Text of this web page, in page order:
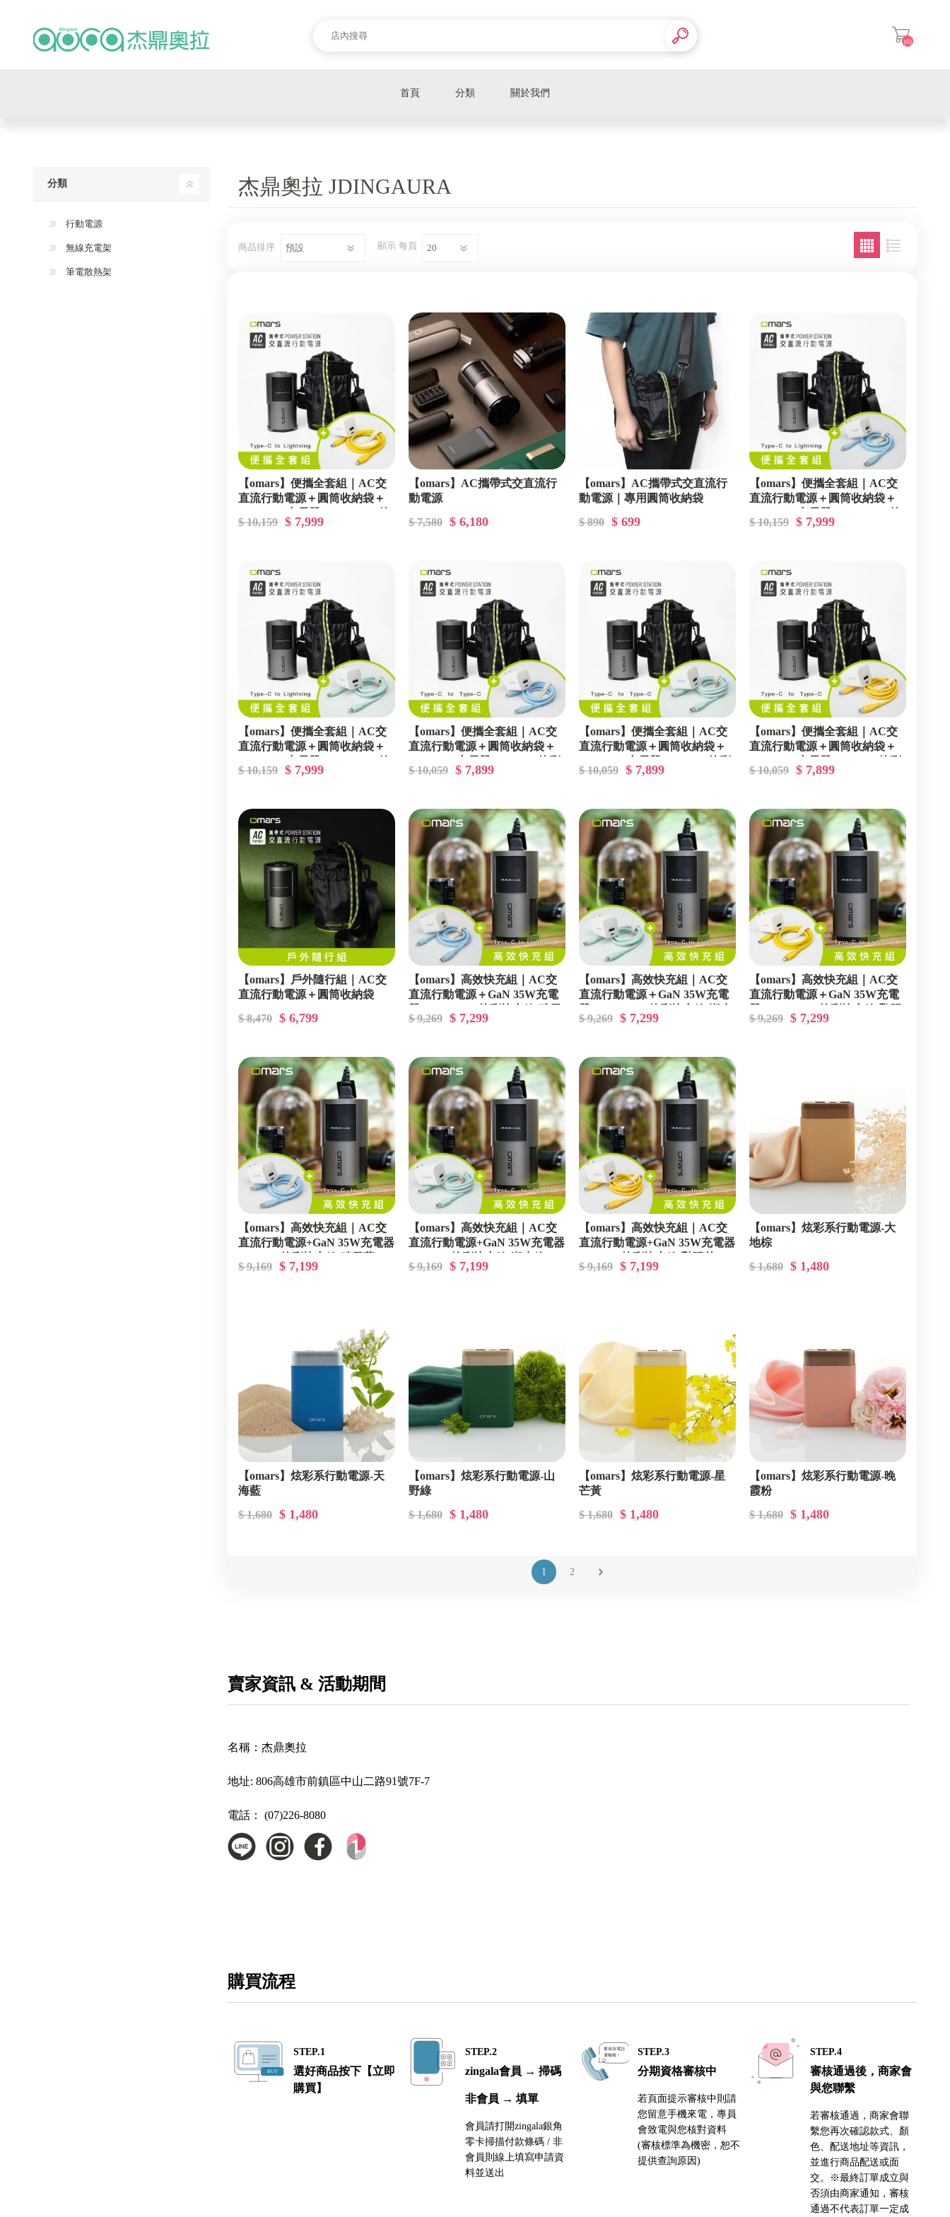
(0)
首頁 分類 關於我們
杰鼎奧拉 JDINGAURA
商品排序 顯示 每頁
【omars】便攜全套組｜AC交
直流行動電源＋圓筒收納袋＋
彩快充線(艷陽黃)
$ 10,159 $ 7,999
【omars】AC攜帶式交直流行
動電源
$ 7,580 $ 6,180
【omars】AC攜帶式交直流行
動電源｜專用圓筒收納袋
$ 890 $ 699
【omars】便攜全套組｜AC交
直流行動電源＋圓筒收納袋＋
彩快充線(晴天藍)
$ 10,159 $ 7,999
【omars】便攜全套組｜AC交
直流行動電源＋圓筒收納袋＋
彩快充線(湖水綠)
$ 10,159 $ 7,999
【omars】便攜全套組｜AC交
直流行動電源＋圓筒收納袋＋
快充線(晴天藍)
$ 10,059 $ 7,899
【omars】便攜全套組｜AC交
直流行動電源＋圓筒收納袋＋
快充線(湖水綠)
$ 10,059 $ 7,899
【omars】便攜全套組｜AC交
直流行動電源＋圓筒收納袋＋
快充線(艷陽黃)
$ 10,059 $ 7,899
【omars】戶外隨行組｜AC交
直流行動電源＋圓筒收納袋
$ 8,470 $ 6,799
【omars】高效快充組｜AC交
直流行動電源＋GaN 35W充電
藍)
$ 9,269 $ 7,299
【omars】高效快充組｜AC交
直流行動電源＋GaN 35W充電
綠)
$ 9,269 $ 7,299
【omars】高效快充組｜AC交
直流行動電源＋GaN 35W充電
黃)
$ 9,269 $ 7,299
【omars】高效快充組｜AC交
直流行動電源+GaN 35W充電器
$ 9,169 $ 7,199
【omars】高效快充組｜AC交
直流行動電源+GaN 35W充電器
$ 9,169 $ 7,199
【omars】高效快充組｜AC交
直流行動電源+GaN 35W充電器
$ 9,169 $ 7,199
【omars】炫彩系行動電源-大
地棕
$ 1,680 $ 1,480
【omars】炫彩系行動電源-天
海藍
$ 1,680 $ 1,480
【omars】炫彩系行動電源-山
野綠
$ 1,680 $ 1,480
【omars】炫彩系行動電源-星
芒黃
$ 1,680 $ 1,480
【omars】炫彩系行動電源-晚
霞粉
$ 1,680 $ 1,480
1 2
賣家資訊 & 活動期間
名稱： 杰鼎奧拉
地址: 806高雄市前鎮區中山二路91號7F-7
電話： (07)226-8080
購買流程
STEP.1
選好商品按下【立即
購買】
STEP.2
zingala會員 → 掃碼
非會員 → 填單
會員請打開zingala銀角
零卡掃描付款條碼 / 非
會員則線上填寫申請資
料並送出
STEP.3
分期資格審核中
若頁面提示審核中則請
您留意手機來電，專員
會致電與您核對資料
(審核標準為機密，恕不
提供查詢原因)
STEP.4
審核通過後，商家會
與您聯繫
若審核通過，商家會聯
繫您再次確認款式、顏
色、配送地址等資訊，
並進行商品配送或面
交。※最終訂單成立與
否須由商家通知，審核
通過不代表訂單一定成
分類
行動電源
無線充電架
筆電散熱架